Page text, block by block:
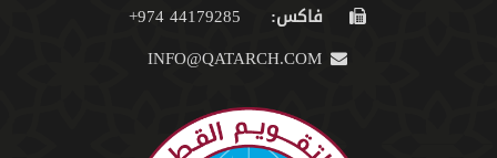
فاكس: